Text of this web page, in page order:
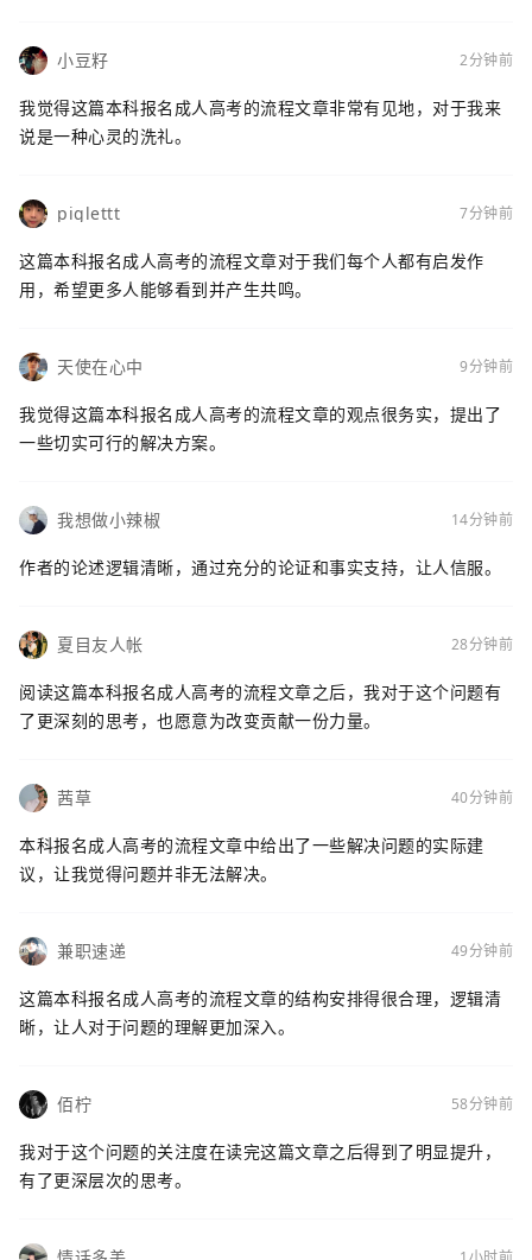
小豆籽 2分钟前
我觉得这篇本科报名成人高考的流程文章非常有见地，对于我来
说是一种心灵的洗礼。
piglettt 7分钟前
这篇本科报名成人高考的流程文章对于我们每个人都有启发作
用，希望更多人能够看到并产生共鸣。
天使在心中 9分钟前
我觉得这篇本科报名成人高考的流程文章的观点很务实，提出了
一些切实可行的解决方案。
我想做小辣椒 14分钟前
作者的论述逻辑清晰，通过充分的论证和事实支持，让人信服。
夏目友人帐 28分钟前
阅读这篇本科报名成人高考的流程文章之后，我对于这个问题有
了更深刻的思考，也愿意为改变贡献一份力量。
茜草 40分钟前
本科报名成人高考的流程文章中给出了一些解决问题的实际建
议，让我觉得问题并非无法解决。
兼职速递 49分钟前
这篇本科报名成人高考的流程文章的结构安排得很合理，逻辑清
晰，让人对于问题的理解更加深入。
佰柠 58分钟前
我对于这个问题的关注度在读完这篇文章之后得到了明显提升，
有了更深层次的思考。